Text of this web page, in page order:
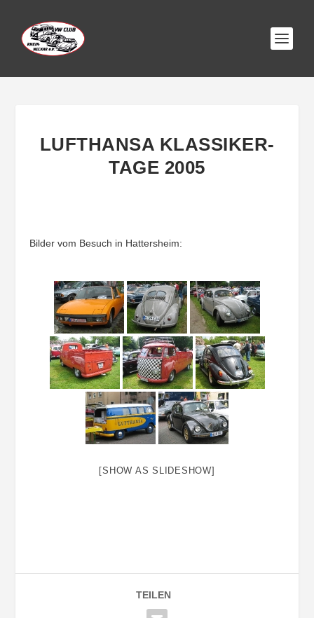
LUFTHANSA KLASSIKER-
TAGE 2005
Bilder vom Besuch in Hattersheim:
[SHOW AS SLIDESHOW]
TEILEN